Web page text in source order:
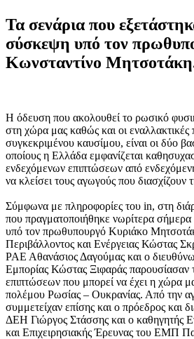
Τα σενάρια που
σύσκεψη υπό τον
Κωνσταντίνο
Η όδευση που ακολουθεί το ρωσικό
στη χώρα μας καθώς και οι εναλλακτικές
συγκεκριμένου καυσίμου, είναι οι δύο
οποίους η Ελλάδα εμφανίζεται
ενδεχόμενων επιπτώσεων από
να κλείσει τους αγωγούς που διασχίζουν
Σύμφωνα με πληροφορίες του in, στη
που πραγματοποιήθηκε νωρίτερα
υπό τον πρωθυπουργό Κυριάκο
Περιβάλλοντος και Ενέργειας Κώστας
ΡΑΕ Αθανάσιος Δαγούμας και ο
Εμπορίας Κώστας Ξιφαράς παρουσίασαν
επιπτώσεων που μπορεί να έχει η χώρα
πολέμου Ρωσίας – Ουκρανίας. Από την
συμμετείχαν επίσης και ο πρόεδρος και
ΔΕΗ Γιώργος Στάσσης και ο καθηγητής
και Επιχειρησιακής Έρευνας του ΕΜΠ